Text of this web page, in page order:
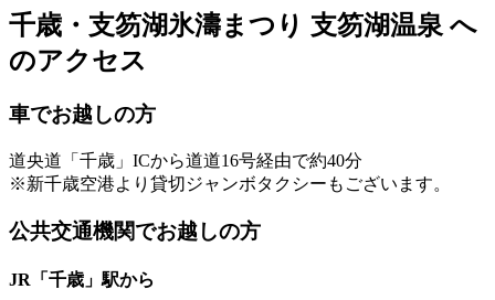
千歳・支笏湖氷濤まつり 支笏湖温泉 へ
のアクセス
車でお越しの方
道央道「千歳」ICから道道16号経由で約40分
※新千歳空港より貸切ジャンボタクシーもございます。
公共交通機関でお越しの方
JR「千歳」駅から